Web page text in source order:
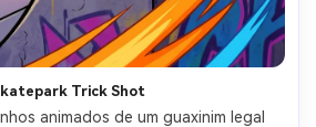
Trick Shot
animados de um guaxinim legal